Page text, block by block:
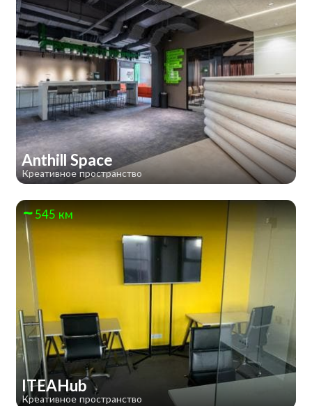
Anthill Space
Креативное пространство
545 км
ITEAHub
Креативное пространство